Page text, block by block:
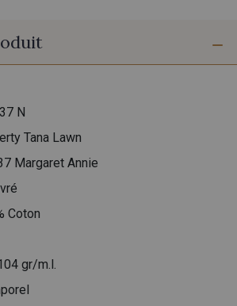
N
Tana Lawn
Margaret Annie
Coton
gr/m.l.